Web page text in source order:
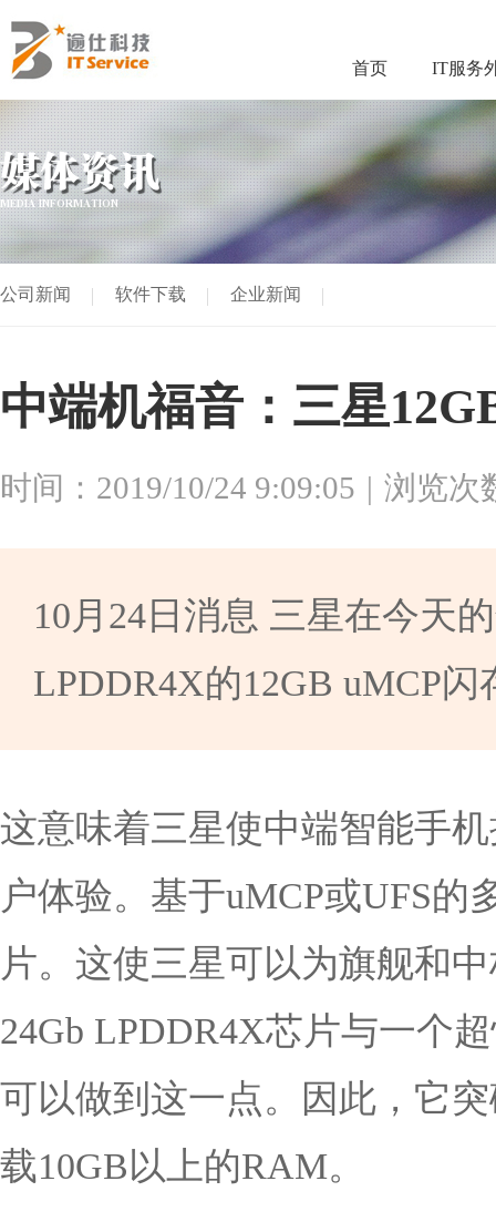
首页 IT服务
媒体资讯
MEDIA INFORMATION
公司新闻 软件下载 企业新闻
中端机福音：三星
时间：2019/10/24 9:09:05 浏览次
10月24日消息 三星在今天
LPDDR4X的12GB uMCP
这意味着三星使中端智能手
户体验。基于uMCP或UFS的
片。这使三星可以为旗舰和
24Gb LPDDR4X芯片与一个
可以做到这一点。因此，它
载10GB以上的RAM。